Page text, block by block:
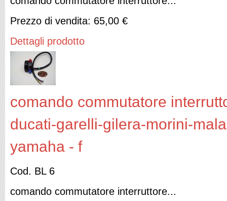
Prezzo di vendita: 65,00 €
Dettagli prodotto
comando commutatore
ducati-garelli-gilera-morini-
yamaha - f
Cod. BL 6
comando commutatore interruttore...